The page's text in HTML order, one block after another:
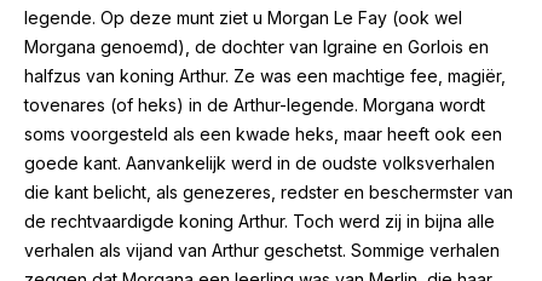
legende. Op deze munt ziet u Morgan Le Fay (ook wel
Morgana genoemd), de dochter van Igraine en Gorlois en
halfzus van koning Arthur. Ze was een machtige fee, magiër,
tovenares (of heks) in de Arthur-legende. Morgana wordt
soms voorgesteld als een kwade heks, maar heeft ook een
goede kant. Aanvankelijk werd in de oudste volksverhalen
die kant belicht, als genezeres, redster en beschermster van
de rechtvaardigde koning Arthur. Toch werd zij in bijna alle
verhalen als vijand van Arthur geschetst. Sommige verhalen